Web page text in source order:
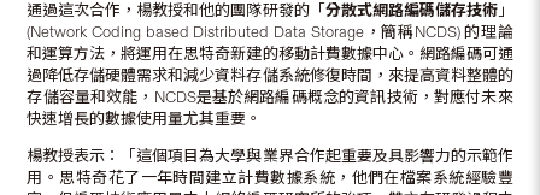
通過這次合作，楊教授和他的團隊研發的「 分散式網路編碼儲存技術」
(Network Coding based Distributed Data Storage，簡稱NCDS) 的理論
和運算方法，將運用在思特奇新建的移動計費數據中心。網路編碼可通
過降低存儲硬體需求和減少資料存儲系統修復時間，來提高資料整體的
存儲容量和效能，NCDS是基於網路編碼概念的資訊技術，對應付未來
快速增長的數據使用量尤其重要。
楊教授表示：「這個項目為大學與業界合作起重要及具影響力的示範作
用。思特奇花了一年時間建立計費數據系統，他們在檔案系統經驗豐